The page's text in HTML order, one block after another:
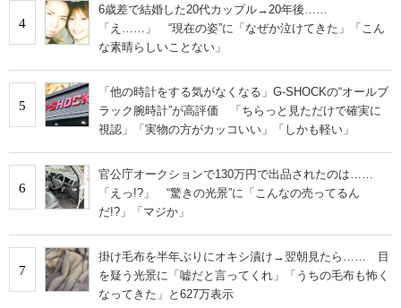
4
6歳差で結婚した20代カップル→20年後……
「え……」 “現在の姿”に「なぜか泣けてきた」「こん
な素晴らしいことない」
5
「他の時計をする気がなくなる」G-SHOCKの“オールブ
ラック腕時計”が高評価 「ちらっと見ただけで確実に
視認」「実物の方がカッコいい」「しかも軽い」
6
官公庁オークションで130万円で出品されたのは……
「えっ!?」 “驚きの光景”に「こんなの売ってるん
だ!?」「マジか」
7
掛け毛布を半年ぶりにオキシ漬け→翌朝見たら…… 目
を疑う光景に「嘘だと言ってくれ」「うちの毛布も怖く
なってきた」と627万表示